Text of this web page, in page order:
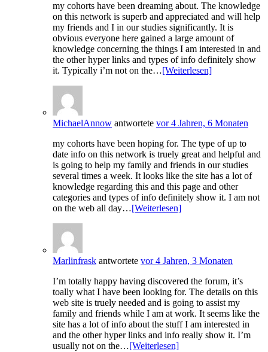
my cohorts have been dreaming about. The knowledge
on this network is superb and appreciated and will help
my friends and I in our studies significantly. It is
obvious everyone here gained a large amount of
knowledge concerning the things I am interested in and
the other hyper links and types of info definitely show
it. Typically i’m not on the…[Weiterlesen]
MichaelAnnow antwortete vor 4 Jahren, 6 Monaten
my cohorts have been hoping for. The type of up to
date info on this network is truely great and helpful and
is going to help my family and friends in our studies
several times a week. It looks like the site has a lot of
knowledge regarding this and this page and other
categories and types of info definitely show it. I am not
on the web all day…[Weiterlesen]
Marlinfrask antwortete vor 4 Jahren, 3 Monaten
I’m totally happy having discovered the forum, it’s
toally what I have been looking for. The details on this
web site is truely needed and is going to assist my
family and friends while I am at work. It seems like the
site has a lot of info about the stuff I am interested in
and the other hyper links and info really show it. I’m
usually not on the…[Weiterlesen]